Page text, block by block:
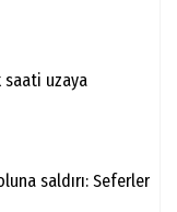
saati uzaya
saldırı: Seferler